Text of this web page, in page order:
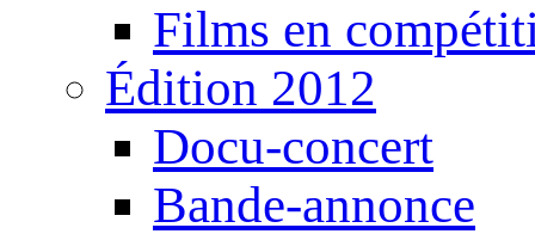
Films en
Édition 2012
Docu-concert
Bande-annonce